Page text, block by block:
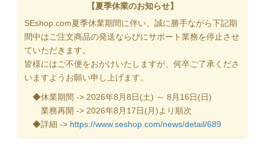
【夏季休業のお知らせ】
SEshop.com夏季休業期間に伴い、誠に勝手ながら下記期
間中はご注文商品の発送ならびにサポート業務を停止させ
ていただきます。
皆様にはご不便をおかけいたしますが、何卒ご了承くださ
いますようお願い申し上げます。
◆休業期間 -> 2026年8月8日(土) ～ 8月16日(日)
業務再開 -> 2026年8月17日(月)より順次
◆詳細 -> https://www.seshop.com/news/detail/689